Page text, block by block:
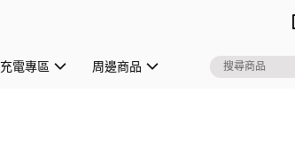
充電專區 周邊商品